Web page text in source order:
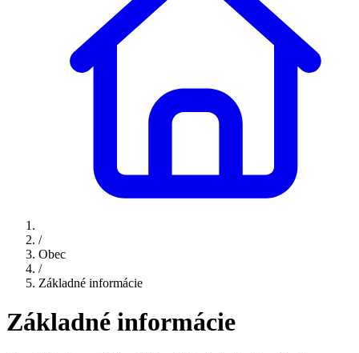
/
Obec
/
Základné informácie
Základné informácie